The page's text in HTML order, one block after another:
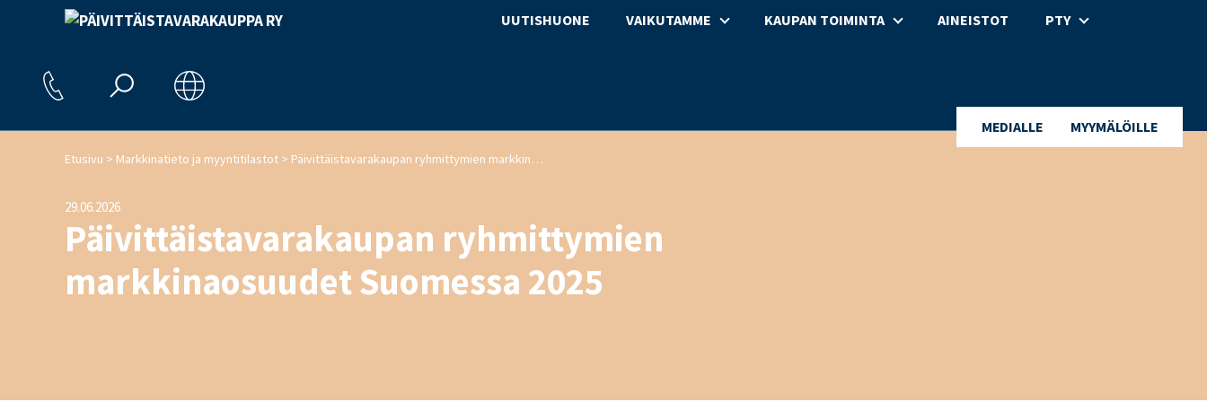
UUTISHUONE VAIKUTAMME KAUPAN TOIMINTA AINEISTOT PTY
MEDIALLE MYYMÄLÖILLE
Etusivu > Markkinatieto ja myyntitilastot > Päivittäistavarakaupan ryhmittymien markkinaosuudet Suomessa 2025
29.06.2026
Päivittäistavarakaupan ryhmittymien
markkinaosuudet Suomessa 2025